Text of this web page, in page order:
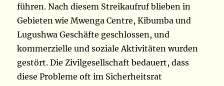
führen. Nach diesem Streikaufruf blieben in
Gebieten wie Mwenga Centre, Kibumba und
Lugushwa Geschäfte geschlossen, und
kommerzielle und soziale Aktivitäten wurden
gestört. Die Zivilgesellschaft bedauert, dass
diese Probleme oft im Sicherheitsrat